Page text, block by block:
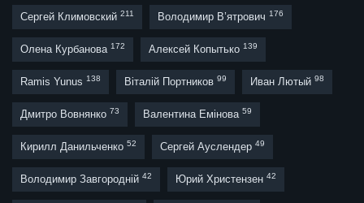
Сергей Климовский 211 Володимир В’ятрович 176
Олена Курбанова 172 Алексей Копытько 139
Ramis Yunus 138 Віталій Портников 99 Иван Лютый 98
Дмитро Вовнянко 73 Валентина Емінова 59
Кирилл Данильченко 52 Сергей Ауслендер 49
Володимир Завгородній 42 Юрий Христензен 42